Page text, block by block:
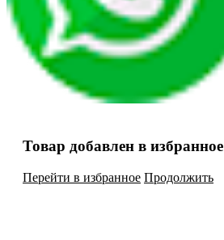
Товар добавлен в избранное
Перейти в избранное Продолжить